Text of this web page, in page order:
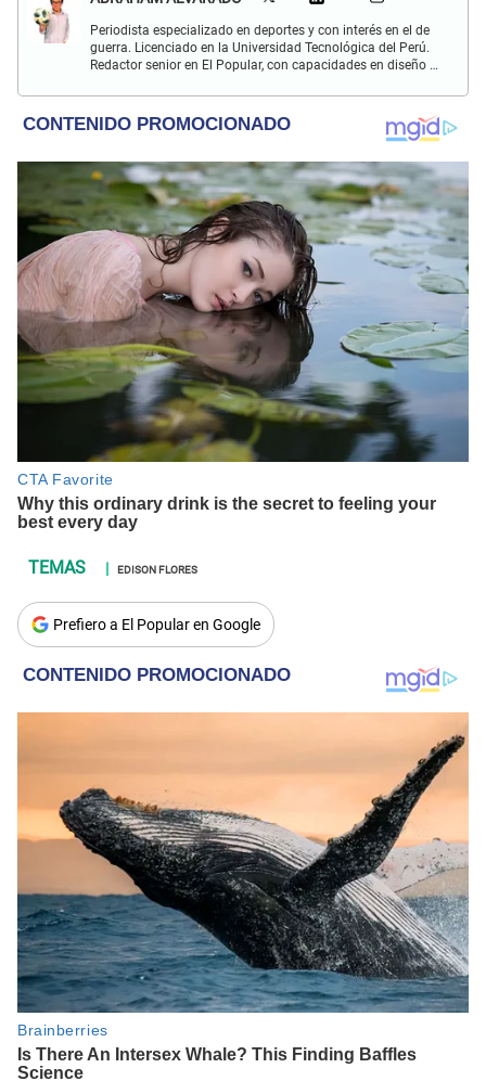
Periodista especializado en deportes y con interés en el de
guerra. Licenciado en la Universidad Tecnológica del Perú.
Redactor senior en El Popular, con capacidades en diseño y
cultural.
EDISON FLORES
Prefiero a El Popular en Google